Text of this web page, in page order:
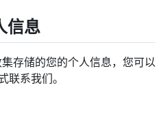
信息
存储的您的个人信息，您可以
联系我们。